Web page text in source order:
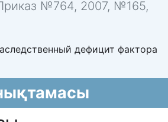
№764, 2007, №165,
дефицит фактора